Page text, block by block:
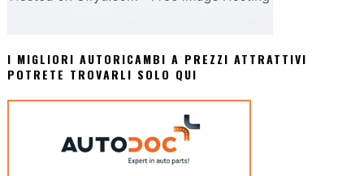
I MIGLIORI AUTORICAMBI A PREZZI ATTRATTIVI
POTRETE TROVARLI SOLO QUI